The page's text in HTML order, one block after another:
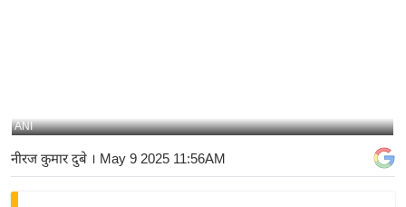
य
ज़
ANI
नीरज कुमार दुबे । May 9 2025 11:56AM